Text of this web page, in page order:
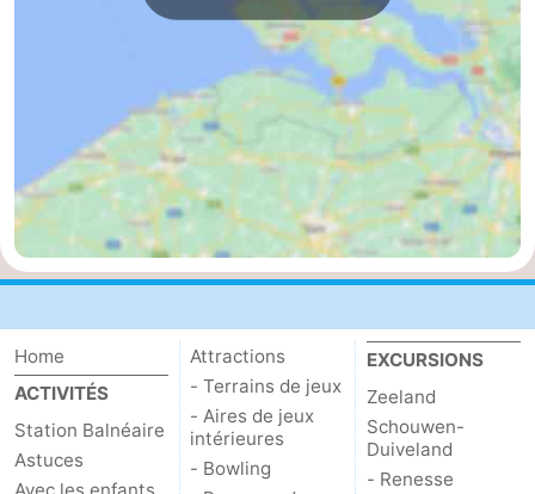
Middelburg
Zeeuws-
Vlaanderen
-
Nieuwvliet
-
Cadzand
-
Het
Contact
Home
ACTIVITÉS
Station Balnéaire
Astuces
Attractions
- Terrains de jeux
- Aires de jeux
intérieures
- Bowling
EXCURSIONS
Zeeland
Schouwen-
Duiveland
- Renesse